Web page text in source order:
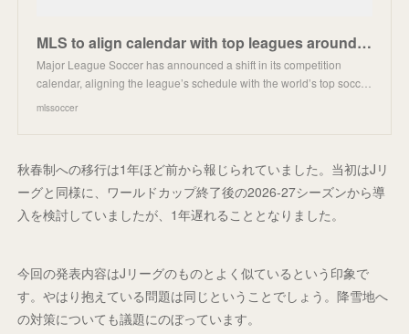
MLS to align calendar with top leagues around the world | MLSSoccer.com
Major League Soccer has announced a shift in its competition
calendar, aligning the league’s schedule with the world’s top socc…
mlssoccer
秋春制への移行は1年ほど前から報じられていました。当初はJリ
ーグと同様に、ワールドカップ終了後の2026-27シーズンから導
入を検討していましたが、1年遅れることとなりました。
今回の発表内容はJリーグのものとよく似ているという印象で
す。やはり抱えている問題は同じということでしょう。降雪地へ
の対策についても議題にのぼっています。